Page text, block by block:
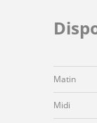
Matin
Midi